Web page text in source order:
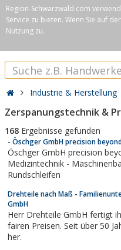
Region-Schwarzwald.com
Service zu bieten. Wenn Sie auf
Nutzung zu.
Industrie & Herstellung
Zerspanungstechnik &
168 Ergebnisse gefunden
- Öschger GmbH precision
Öschger GmbH precision
Medizintechnik -
Rundschleifen
Drehteile nach Maß -
GmbH
Herr Drehteile GmbH fertigt
fairen Preisen. Seit über 50
her.